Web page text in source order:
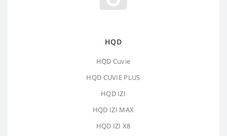
HQD
HQD Cuvie
HQD CUVIE PLUS
HQD IZI
HQD IZI MAX
HQD IZI X8